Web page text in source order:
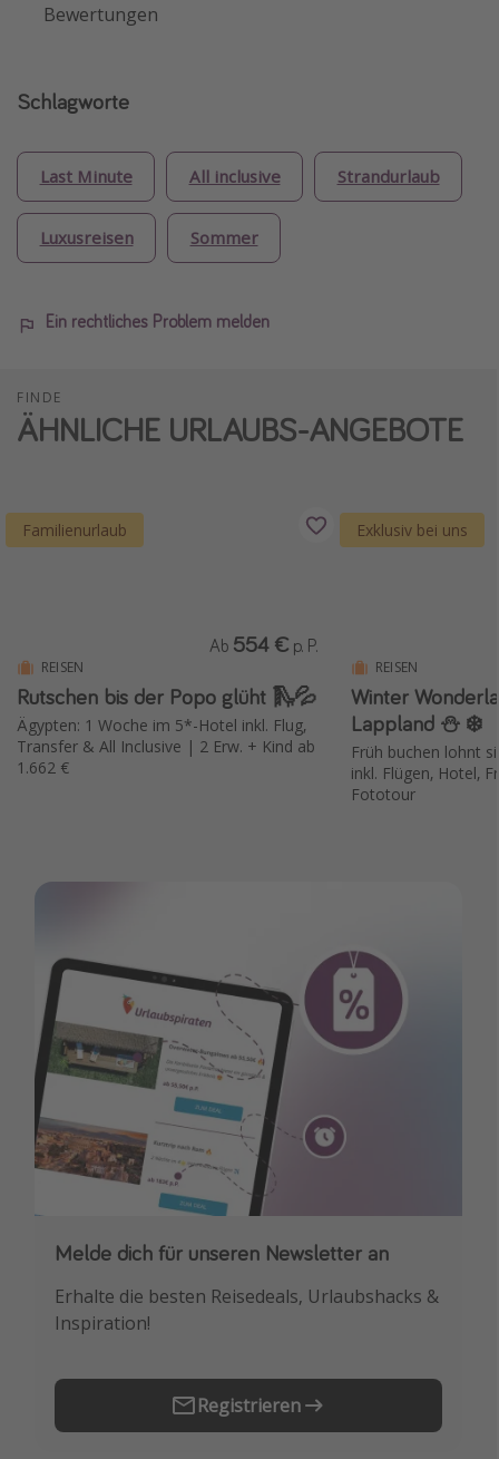
Bewertungen
Schlagworte
Last Minute All inclusive Strandurlaub
Luxusreisen Sommer
Ein rechtliches Problem melden
FINDE
ÄHNLICHE URLAUBS-ANGEBOTE
Familienurlaub
REISEN
Rutschen bis der Popo glüht 🛝💦
Ägypten: 1 Woche im 5*-Hotel inkl. Flug,
Transfer & All Inclusive | 2 Erw. + Kind ab
1.662 €
Ab 554 € p. P.
Exklusiv bei uns
REISEN
Winter
Lappland ⛄️ ❄️
Früh buchen lohnt
inkl. Flügen, Hotel,
Fototour
Melde dich für unseren Newsletter an
Erhalte die besten Reisedeals, Urlaubshacks &
Inspiration!
Registrieren
Downloade unsere App
Buche die besten Reiseschnäppchen als
Erstes.